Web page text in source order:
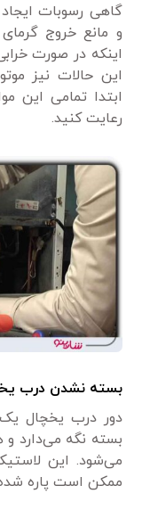
گاهی رسوبات
و مانع خروج
اینکه در صورت
این حالات نیز
ابتدا تمامی این
رعایت کنید.
بسته نشدن درب
دور درب یخچال
بسته نگه‌ می‌دارد
می‌شود. این
ممکن است پاره